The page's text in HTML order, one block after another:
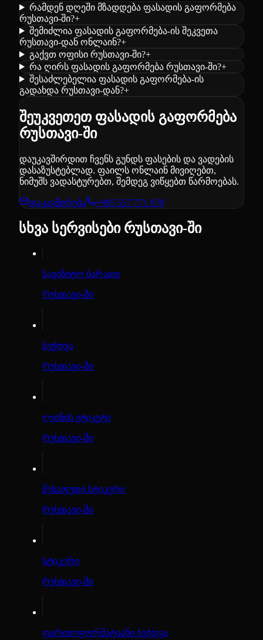
რამდენ დღეში მზადდება ფასადის გაფორმება
რუსთავი-ში?+
შემიძლია ფასადის გაფორმება-ის შეკვეთა
რუსთავი-დან ონლაინ?+
გაქვთ ოფისი რუსთავი-ში?+
რა ღირს ფასადის გაფორმება რუსთავი-ში?+
შესაძლებელია ფასადის გაფორმება-ის
გადახდა რუსთავი-დან?+
შეუკვეთეთ ფასადის გაფორმება
რუსთავი-ში
დაუკავშირდით ჩვენს გუნდს ფასების და ვადების
დასაზუსტებლად. ფაილს ონლაინ მივიღებთ,
ნიმუშს ვადასტურებთ, შემდეგ ვიწყებთ წარმოებას.
დაკავშირება +995 557 771 979
სხვა სერვისები რუსთავი-ში
სავიზიტო ბარათი
რუსთავი-ში
ბეჭდვა
რუსთავი-ში
ღვინის ეტიკეტი
რუსთავი-ში
შესაფუთი სტიკერი
რუსთავი-ში
სტიკერი
რუსთავი-ში
ფართოფორმატიანი ბეჭდვა